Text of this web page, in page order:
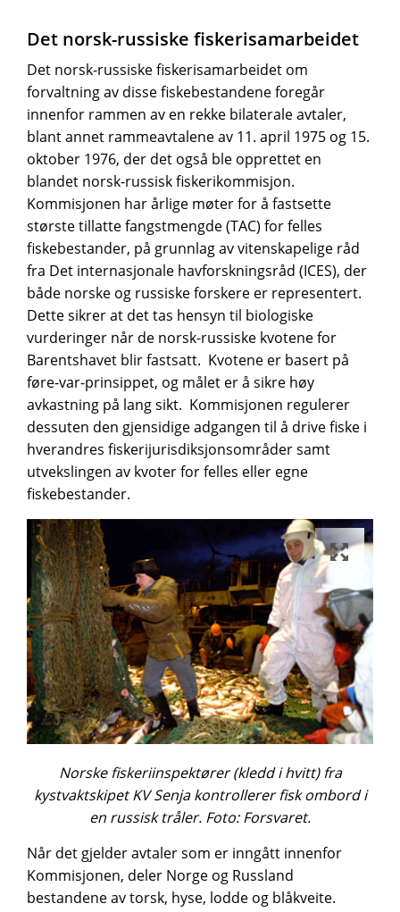
Det norsk-russiske fiskerisamarbeidet
Det norsk-russiske fiskerisamarbeidet om
forvaltning av disse fiskebestandene foregår
innenfor rammen av en rekke bilaterale avtaler,
blant annet rammeavtalene av 11. april 1975 og 15.
oktober 1976, der det også ble opprettet en
blandet norsk-russisk fiskerikommisjon.
Kommisjonen har årlige møter for å fastsette
største tillatte fangstmengde (TAC) for felles
fiskebestander, på grunnlag av vitenskapelige råd
fra Det internasjonale havforskningsråd (ICES), der
både norske og russiske forskere er representert.
Dette sikrer at det tas hensyn til biologiske
vurderinger når de norsk-russiske kvotene for
Barentshavet blir fastsatt. Kvotene er basert på
føre-var-prinsippet, og målet er å sikre høy
avkastning på lang sikt. Kommisjonen regulerer
dessuten den gjensidige adgangen til å drive fiske i
hverandres fiskerijurisdiksjonsområder samt
utvekslingen av kvoter for felles eller egne
fiskebestander.
Norske fiskeriinspektører (kledd i hvitt) fra
kystvaktskipet KV Senja kontrollerer fisk ombord i
en russisk tråler. Foto: Forsvaret.
Når det gjelder avtaler som er inngått innenfor
Kommisjonen, deler Norge og Russland
bestandene av torsk, hyse, lodde og blåkveite.